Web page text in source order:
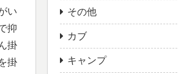
い
抑
掛
掛
その他
カブ
キャンプ